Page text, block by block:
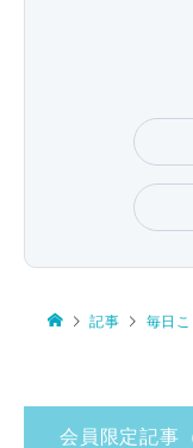
記事 毎日
会員限定記事